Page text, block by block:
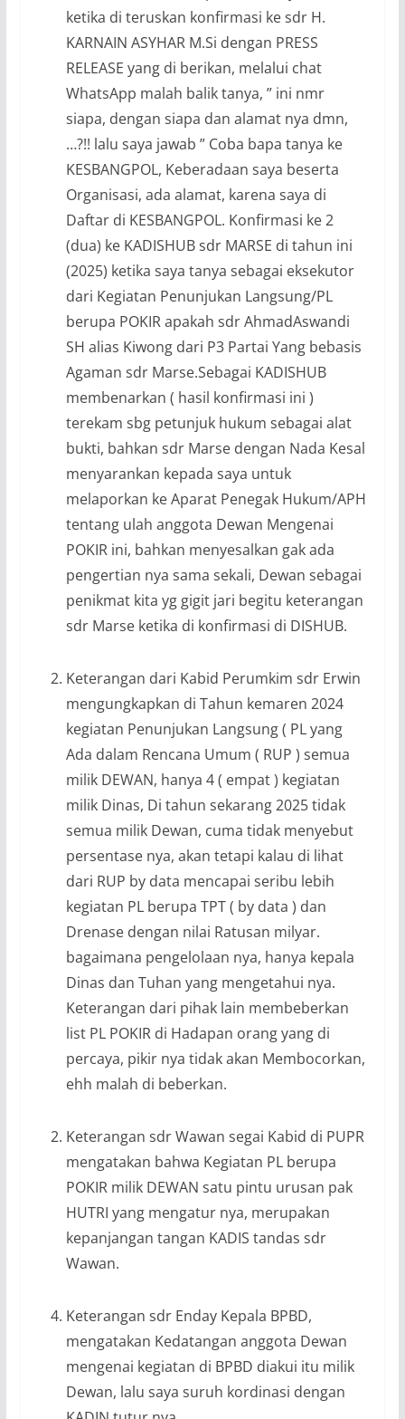
ketika di teruskan konfirmasi ke sdr H.
KARNAIN ASYHAR M.Si dengan PRESS
RELEASE yang di berikan, melalui chat
WhatsApp malah balik tanya, ” ini nmr
siapa, dengan siapa dan alamat nya dmn,
…?!! lalu saya jawab ” Coba bapa tanya ke
KESBANGPOL, Keberadaan saya beserta
Organisasi, ada alamat, karena saya di
Daftar di KESBANGPOL. Konfirmasi ke 2
(dua) ke KADISHUB sdr MARSE di tahun ini
(2025) ketika saya tanya sebagai eksekutor
dari Kegiatan Penunjukan Langsung/PL
berupa POKIR apakah sdr AhmadAswandi
SH alias Kiwong dari P3 Partai Yang bebasis
Agaman sdr Marse.Sebagai KADISHUB
membenarkan ( hasil konfirmasi ini )
terekam sbg petunjuk hukum sebagai alat
bukti, bahkan sdr Marse dengan Nada Kesal
menyarankan kepada saya untuk
melaporkan ke Aparat Penegak Hukum/APH
tentang ulah anggota Dewan Mengenai
POKIR ini, bahkan menyesalkan gak ada
pengertian nya sama sekali, Dewan sebagai
penikmat kita yg gigit jari begitu keterangan
sdr Marse ketika di konfirmasi di DISHUB.
Keterangan dari Kabid Perumkim sdr Erwin
mengungkapkan di Tahun kemaren 2024
kegiatan Penunjukan Langsung ( PL yang
Ada dalam Rencana Umum ( RUP ) semua
milik DEWAN, hanya 4 ( empat ) kegiatan
milik Dinas, Di tahun sekarang 2025 tidak
semua milik Dewan, cuma tidak menyebut
persentase nya, akan tetapi kalau di lihat
dari RUP by data mencapai seribu lebih
kegiatan PL berupa TPT ( by data ) dan
Drenase dengan nilai Ratusan milyar.
bagaimana pengelolaan nya, hanya kepala
Dinas dan Tuhan yang mengetahui nya.
Keterangan dari pihak lain membeberkan
list PL POKIR di Hadapan orang yang di
percaya, pikir nya tidak akan Membocorkan,
ehh malah di beberkan.
Keterangan sdr Wawan segai Kabid di PUPR
mengatakan bahwa Kegiatan PL berupa
POKIR milik DEWAN satu pintu urusan pak
HUTRI yang mengatur nya, merupakan
kepanjangan tangan KADIS tandas sdr
Wawan.
Keterangan sdr Enday Kepala BPBD,
mengatakan Kedatangan anggota Dewan
mengenai kegiatan di BPBD diakui itu milik
Dewan, lalu saya suruh kordinasi dengan